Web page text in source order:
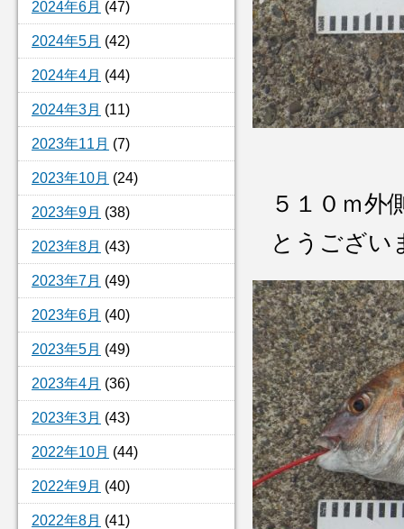
2024年6月 (47)
2024年5月 (42)
2024年4月 (44)
2024年3月 (11)
2023年11月 (7)
2023年10月 (24)
2023年9月 (38)
2023年8月 (43)
2023年7月 (49)
2023年6月 (40)
2023年5月 (49)
2023年4月 (36)
2023年3月 (43)
2022年10月 (44)
2022年9月 (40)
2022年8月 (41)
５１０ｍ
とうござい